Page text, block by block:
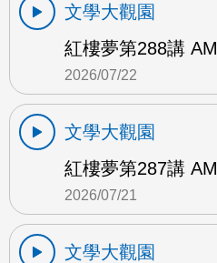
文學大觀園
紅樓夢第288講 AM
2026/07/22
文學大觀園
紅樓夢第287講 AM
2026/07/21
文學大觀園